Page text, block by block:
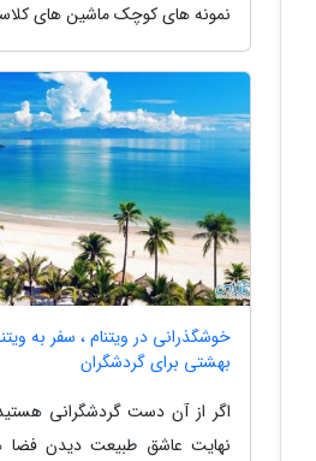
نمونه های کوچک ماشین های
خوشگذرانی در ویتنام ، سفر به
بهشتی برای گردشگران
اگر از آن دست گردشگرانی
نهایت عاشق طبیعت دیدن فضا